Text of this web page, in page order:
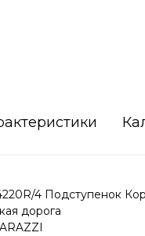
4 Подступенок
дорога